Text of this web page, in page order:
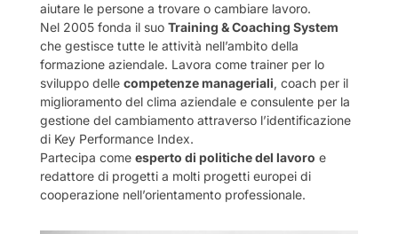
aiutare le persone a trovare o cambiare lavoro.
Nel 2005 fonda il suo Training & Coaching System
che gestisce tutte le attività nell’ambito della
formazione aziendale. Lavora come trainer per lo
sviluppo delle competenze manageriali, coach per il
miglioramento del clima aziendale e consulente per la
gestione del cambiamento attraverso l’identificazione
di Key Performance Index.
Partecipa come esperto di politiche del lavoro e
redattore di progetti a molti progetti europei di
cooperazione nell’orientamento professionale.